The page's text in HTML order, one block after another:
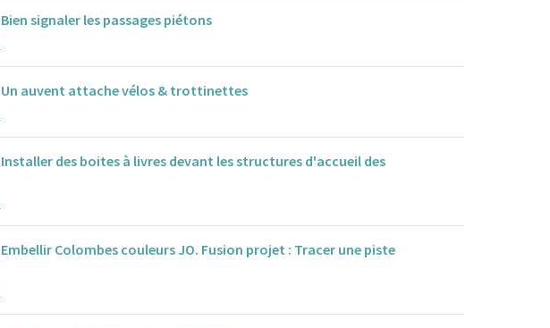
Bien signaler les passages piétons
Un auvent attache vélos & trottinettes
Installer des boites à livres devant les structures d'accueil des
Embellir Colombes couleurs JO. Fusion projet : Tracer une piste